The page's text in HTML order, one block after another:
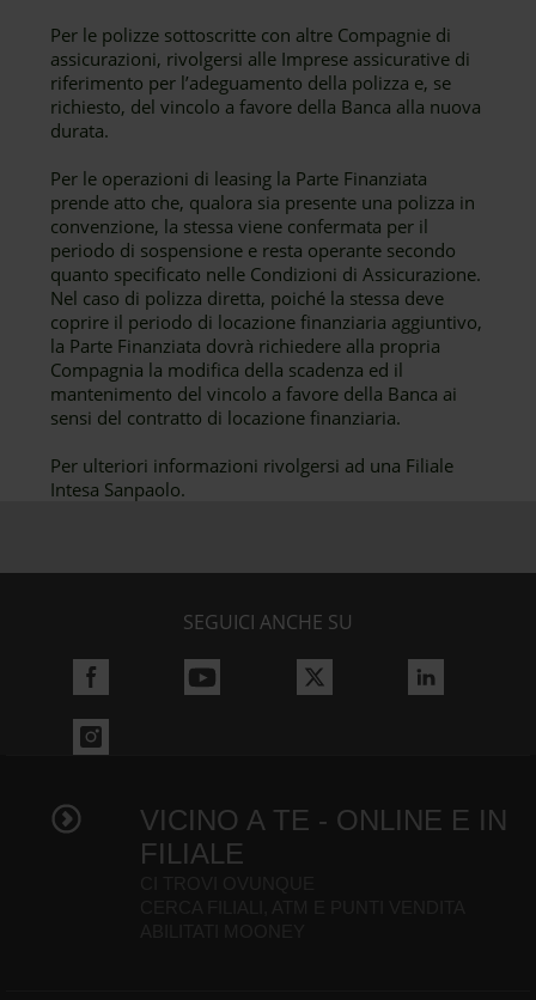
Per le polizze sottoscritte con altre Compagnie di
assicurazioni, rivolgersi alle Imprese assicurative di
riferimento per l’adeguamento della polizza e, se
richiesto, del vincolo a favore della Banca alla nuova
durata.
Per le operazioni di leasing la Parte Finanziata
prende atto che, qualora sia presente una polizza in
convenzione, la stessa viene confermata per il
periodo di sospensione e resta operante secondo
quanto specificato nelle Condizioni di Assicurazione.
Nel caso di polizza diretta, poiché la stessa deve
coprire il periodo di locazione finanziaria aggiuntivo,
la Parte Finanziata dovrà richiedere alla propria
Compagnia la modifica della scadenza ed il
mantenimento del vincolo a favore della Banca ai
sensi del contratto di locazione finanziaria.
Per ulteriori informazioni rivolgersi ad una Filiale
Intesa Sanpaolo.
SEGUICI ANCHE SU
VICINO A TE - ONLINE E IN
FILIALE